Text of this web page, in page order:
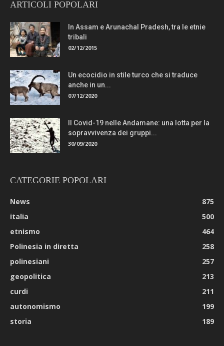
ARTICOLI POPOLARI
In Assam e Arunachal Pradesh, tra le etnie
tribali
02/12/2015
Un ecocidio in stile turco che si traduce
anche in un...
07/12/2020
Il Covid-19 nelle Andamane: una lotta per la
sopravvivenza dei gruppi...
30/09/2020
CATEGORIE POPOLARI
News
875
italia
500
etnismo
464
Polinesia in diretta
258
polinesiani
257
geopolitica
213
curdi
211
autonomismo
199
storia
189